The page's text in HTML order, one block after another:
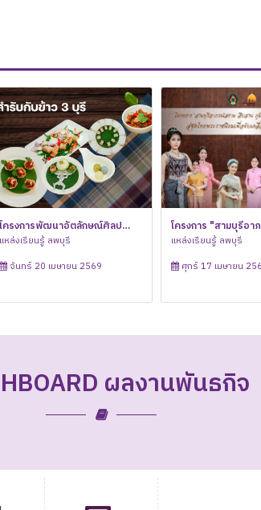
โครงการพัฒนาอัตลักษณ์ศิลป
วัฒนธรรมท้องถิ่นในรูปแบบ Soft
บุรี" (สำรับเทพสตรี : อาหารลพบุรี
แหล่งเรียนรู้ ลพบุรี
จันทร์ 20 เมษายน 2569
โครงการ "สามบุรีอ
สืบสาน ภูมิปัญญา อัต
Soft Power"
แหล่งเรียนรู้ ลพบุรี
ศุกร์ 17 เมษายน
พานพุ่มเงิน และพิธีจุด
งคล เนื่องในโอกาสวัน
ระบรมราชินี วันที่ 3
านพุ่มเงิน และพิธีจุดเทียน
ระนางเจ้าสุทิดา พัชรสุธา
การประชุมคณะกรรมการประ
และวัฒนธรรม ครั้งที่ 1/2568
การประชุมคณะกรรมการประจ
ผลงานพันธกิจ